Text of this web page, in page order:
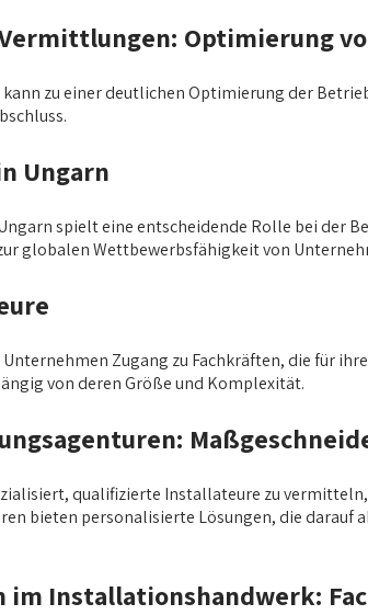
Optimierung
zu einer deutlichen Optimierung der
Ungarn
spielt eine entscheidende Rolle bei der
globalen Wettbewerbsfähigkeit von
Zugang zu Fachkräften, die für
von deren Größe und Komplexität.
qualifizierte Installateure zu
bieten personalisierte Lösungen, die
Installationshandwerk: